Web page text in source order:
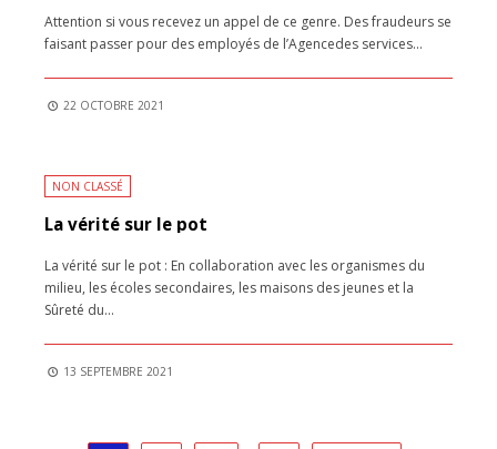
Attention si vous recevez un appel de ce genre. Des fraudeurs se
faisant passer pour des employés de l’Agencedes services...
22 OCTOBRE 2021
NON CLASSÉ
La vérité sur le pot
La vérité sur le pot : En collaboration avec les organismes du
milieu, les écoles secondaires, les maisons des jeunes et la
Sûreté du...
13 SEPTEMBRE 2021